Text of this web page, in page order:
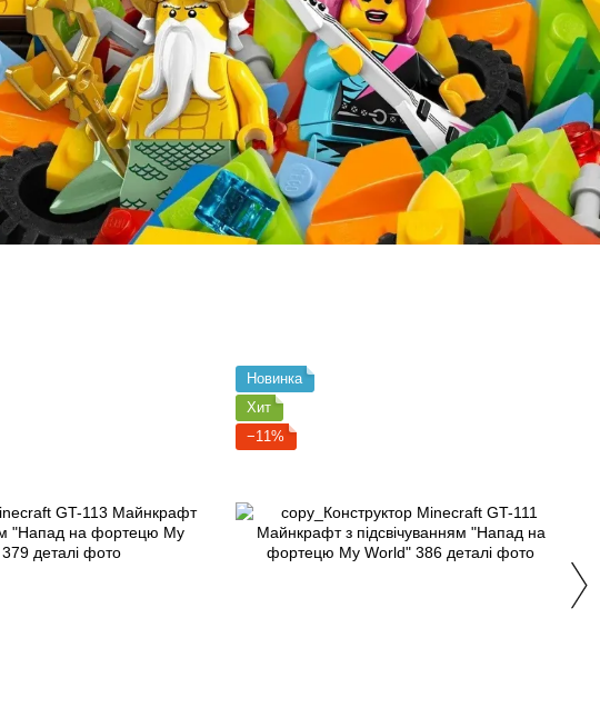
Новинка
Хит
−11%